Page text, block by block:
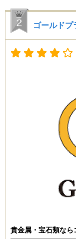
若い頃
遣い
した。
パキ
あん
お客
らい
した
旅行に
クセサ
ゴールドプ
貴金属・宝石類なら